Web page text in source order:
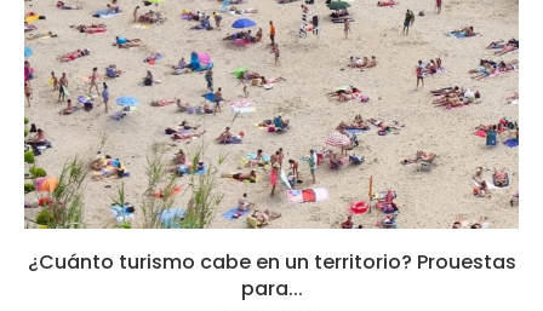
¿Cuánto turismo cabe en un territorio? Prouestas
para...